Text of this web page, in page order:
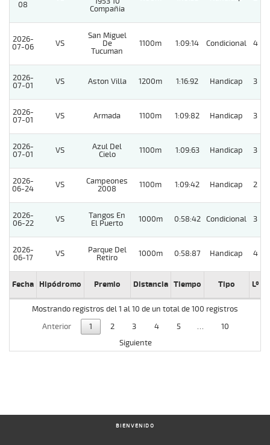
08
Compañia
2026-
07-06
VS
San Miguel
De
Tucuman
1100m 1:09:14 Condicional 4
2026-
07-01
VS Aston Villa 1200m 1:16:92 Handicap 3
2026-
07-01
VS Armada 1100m 1:09:82 Handicap 3
2026-
07-01
VS
Azul Del
Cielo
1100m 1:09:63 Handicap 3
2026-
06-24
VS
Campeones
2008
1100m 1:09:42 Handicap 2
2026-
06-22
VS
Tangos En
El Puerto
1000m 0:58:42 Condicional 3
2026-
06-17
VS
Parque Del
Retiro
1000m 0:58:87 Handicap 4
Fecha Hipódromo Premio Distancia Tiempo Tipo Lº
Mostrando registros del 1 al 10 de un total de 100 registros
Anterior
1 2 3 4 5 …
10
Siguiente
BIENVENIDO